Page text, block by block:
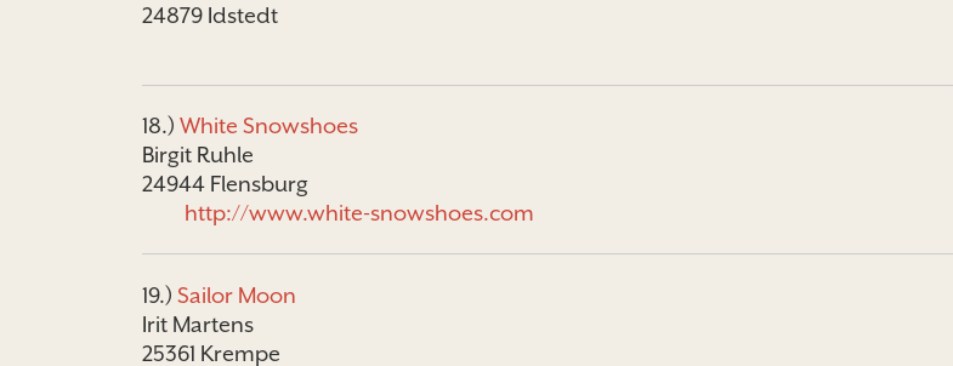
24879 Idstedt
18.) White Snowshoes
Birgit Ruhle
24944 Flensburg
http://www.white-snowshoes.com
19.) Sailor Moon
Irit Martens
25361 Krempe